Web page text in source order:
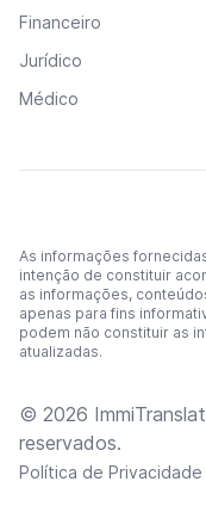
Financeiro
Jurídico
Médico
As informações
intenção de constituir
as informações,
apenas para fins
podem não constituir as
atualizadas.
© 2026
reservados.
Política de Privacidade